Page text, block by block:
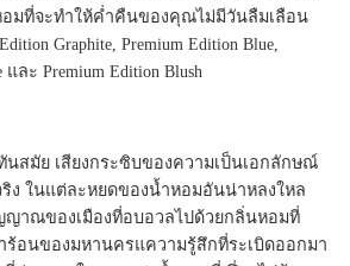
มที่จะทำให้ค่ำคืนของคุณไม่มีวันลืมเลือน
Graphite, Premium Edition Blue,
และ Premium Edition Blush
นสมัย ​​เสียงกระซิบของความเป็นเอกลักษณ์
ริง ในแต่ละหยดของน้ำหอมอันน่าหลงใหล
ญาณของเมืองที่อบอวลไปด้วยกลิ่นหอมที่
ร้อนของมหานครแความรู้สึกที่ระเบิดออกมา